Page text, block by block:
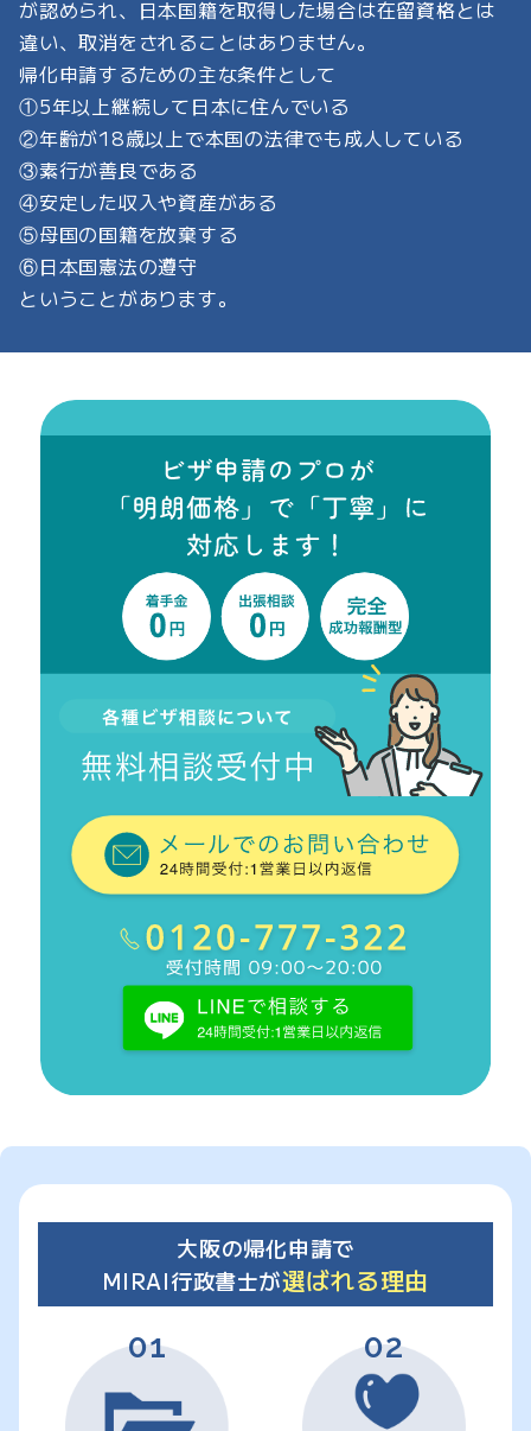
が認められ、日本国籍を取得した場合は在留資格とは
違い、取消をされることはありません。
帰化申請するための主な条件として
①5年以上継続して日本に住んでいる
②年齢が18歳以上で本国の法律でも成人している
③素行が善良である
④安定した収入や資産がある
⑤母国の国籍を放棄する
⑥日本国憲法の遵守
ということがあります。
大阪の帰化申請で
MIRAI行政書士が選ばれる理由